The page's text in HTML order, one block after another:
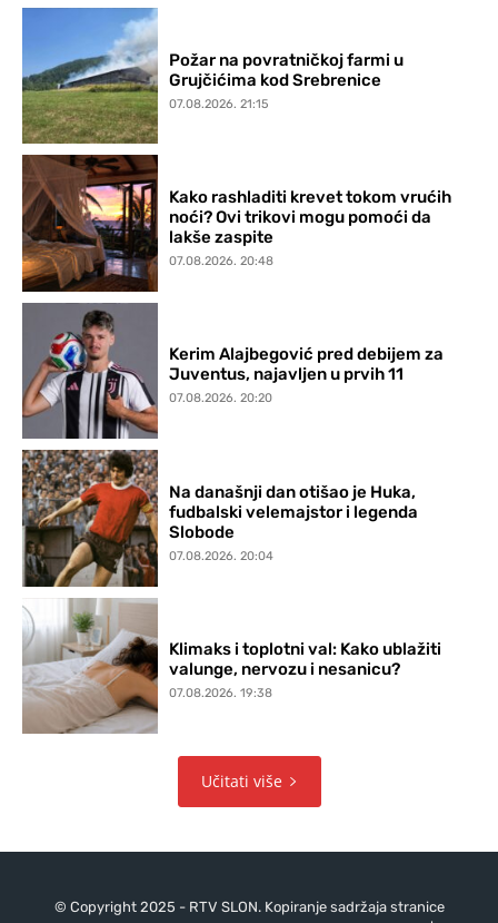
Požar na povratničkoj farmi u
Grujčićima kod Srebrenice
07.08.2026. 21:15
Kako rashladiti krevet tokom vrućih
noći? Ovi trikovi mogu pomoći da
lakše zaspite
07.08.2026. 20:48
Kerim Alajbegović pred debijem za
Juventus, najavljen u prvih 11
07.08.2026. 20:20
Na današnji dan otišao je Huka,
fudbalski velemajstor i legenda
Slobode
07.08.2026. 20:04
Klimaks i toplotni val: Kako ublažiti
valunge, nervozu i nesanicu?
07.08.2026. 19:38
Učitati više
© Copyright 2025 - RTV SLON. Kopiranje sadržaja stranice